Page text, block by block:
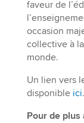
faveur de
occasion
collective à
monde.
Un lien vers
disponible ici.
Pour de